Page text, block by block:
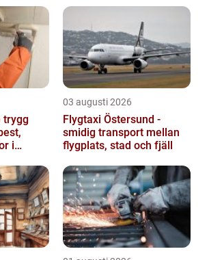
artikel kommer att ge en ...
i
03 augusti 2026
Flygtaxi Östersund -
smidig transport mellan
flygplats, stad och fjäll